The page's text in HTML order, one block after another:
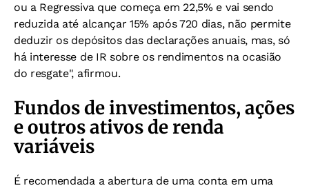
ou a Regressiva que começa em 22,5% e vai sendo
reduzida até alcançar 15% após 720 dias, não permite
deduzir os depósitos das declarações anuais, mas, só
há interesse de IR sobre os rendimentos na ocasião
do resgate", afirmou.
Fundos de investimentos, ações
e outros ativos de renda
variáveis
É recomendada a abertura de uma conta em uma